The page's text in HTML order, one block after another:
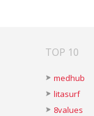
TOP 10
medhub
litasurf
8values